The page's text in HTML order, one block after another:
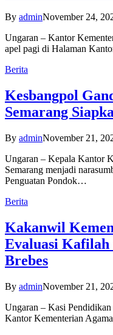
By adminNovember 24,
Ungaran – Kantor
apel pagi di Halaman
Berita
Kesbangpol
Semarang
By adminNovember 21,
Ungaran – Kepala Kantor
Semarang menjadi
Penguatan Pondok…
Berita
Kakanwil
Evaluasi Kafilah
Brebes
By adminNovember 21,
Ungaran – Kasi
Kantor Kementerian